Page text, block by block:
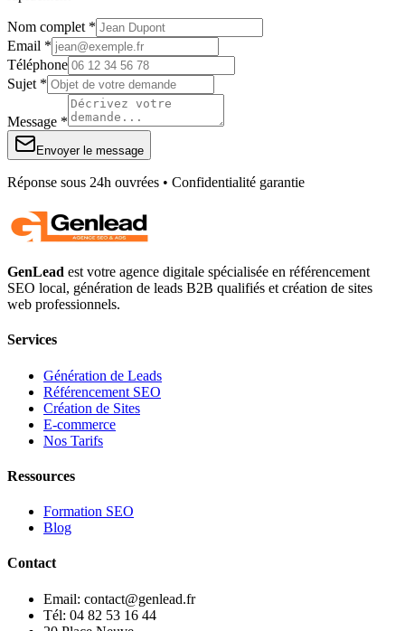
Nom complet *
Email *
Téléphone
Sujet *
Message *
Envoyer le message
Réponse sous 24h ouvrées • Confidentialité garantie
GenLead est votre agence digitale spécialisée en référencement
SEO local, génération de leads B2B qualifiés et création de sites
web professionnels.
Services
Génération de Leads
Référencement SEO
Création de Sites
E-commerce
Nos Tarifs
Ressources
Formation SEO
Blog
Contact
Email: contact@genlead.fr
Tél: 04 82 53 16 44